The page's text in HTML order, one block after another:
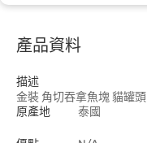
產品資料
描述
金裝 角切吞拿魚塊 貓罐頭
原產地
泰國